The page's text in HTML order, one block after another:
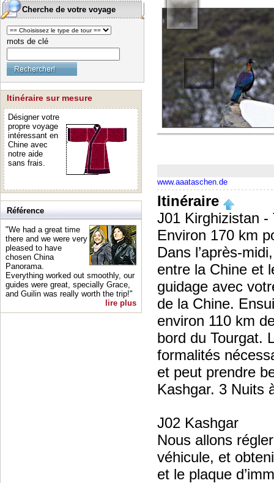
Cherche de votre voyage
mots de clé
Itinéraire sur mesure
Désigner votre
propre voyage
intéressant en
Chine avec
notre aide
sans frais.
Référence
"We had a great time
there and we were very
pleased to have
chosen China
Panorama.
Everything worked out smoothly, our
guides were great, specially Grace,
and Guilin was really worth the trip!"
lire plus
www.aaataschen.de
Itinéraire
J01 Kirghizistan -
Environ 170 km
Dans l’après-
entre la Chine et
guidage avec
de la Chine.
environ 110 km
bord du Tourgat.
formalités
et peut prendre
Kashgar. 3 Nuits
J02 Kashgar
Nous allons
véhicule, et
et le plaque